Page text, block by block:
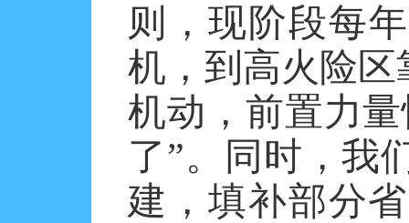
则，现阶段每
机，到高火险区
机动，前置力
了”。同时，我
建，填补部分